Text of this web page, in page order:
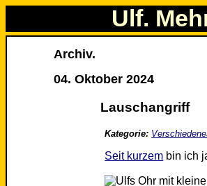
Ulf.
Archiv.
04. Oktober 2024
Lauschangriff
Kategorie:
Seit kurzem bin ich